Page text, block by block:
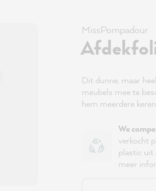
MissPompadour
Dit dunne, maar
meubels mee te
hem meerdere
We
verkocht
plastic uit
meer